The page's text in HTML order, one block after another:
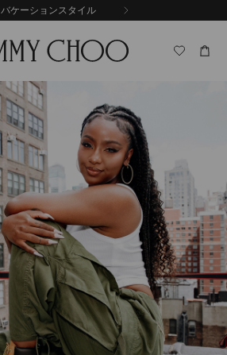
バケーションスタイル